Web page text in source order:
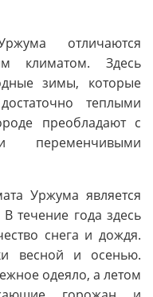
отличаются
климатом. Здесь
зимы, которые
теплыми
преобладают с
переменчивыми
Уржума является
течение года здесь
снега и дождя.
весной и осенью.
одеяло, а летом